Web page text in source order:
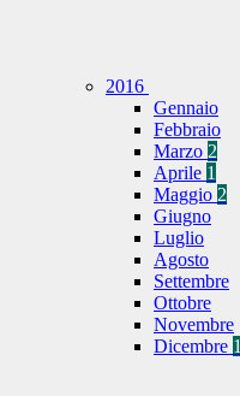
2016
Gennaio
Febbraio
Marzo 2
Aprile 1
Maggio 2
Giugno
Luglio
Agosto
Settembre
Ottobre
Novembre
Dicembre 1